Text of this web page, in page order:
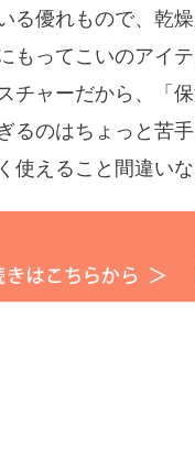
る優れもので、乾
もってこいのアイテ
チャーだから、「
るのはちょっと苦
使えること間違いな